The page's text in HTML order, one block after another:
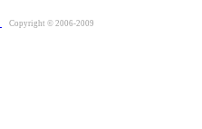
Copyright © 2006-2009